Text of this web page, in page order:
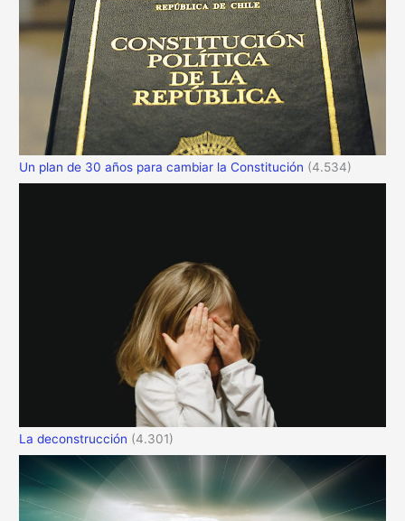
Un plan de 30 años para cambiar la Constitución (4.534)
La deconstrucción (4.301)